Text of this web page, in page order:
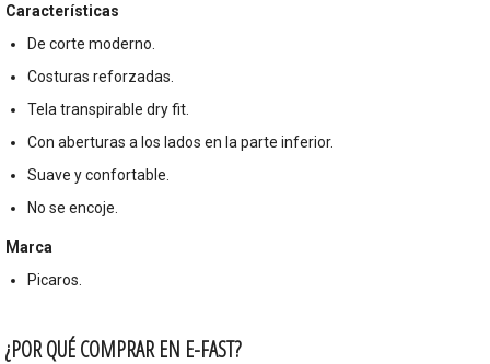
Características
De corte moderno.
Costuras reforzadas.
Tela transpirable dry fit.
Con aberturas a los lados en la parte inferior.
Suave y confortable.
No se encoje.
Marca
Picaros.
¿POR QUÉ COMPRAR EN E-FAST?